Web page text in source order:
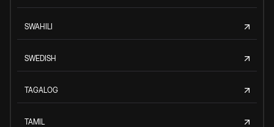
SWAHILI
SWEDISH
TAGALOG
TAMIL